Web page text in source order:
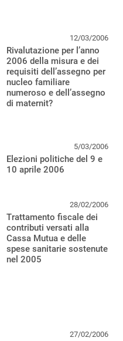
12/03/2006
Rivalutazione per l’anno
2006 della misura e dei
requisiti dell’assegno per
nucleo familiare
numeroso e dell’assegno
di maternit?
5/03/2006
Elezioni politiche del 9 e
10 aprile 2006
28/02/2006
Trattamento fiscale dei
contributi versati alla
Cassa Mutua e delle
spese sanitarie sostenute
nel 2005
27/02/2006